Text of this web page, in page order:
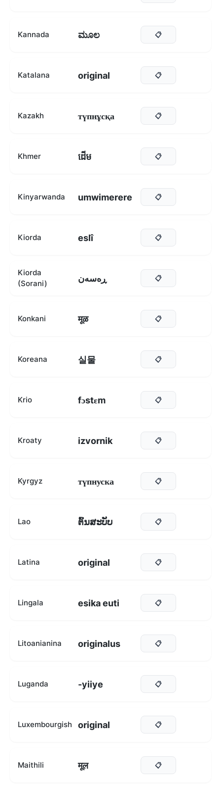
Kannada ಮೂಲ 📋
Katalana original 📋
Kazakh түпнұсқа 📋
Khmer ដើម 📋
Kinyarwanda umwimerere 📋
Kiorda eslî 📋
Kiorda
(Sorani)
ڕەسەن 📋
Konkani मूळ 📋
Koreana 실물 📋
Krio fɔstɛm 📋
Kroaty izvornik 📋
Kyrgyz түпнуска 📋
Lao ຕົ້ນສະບັບ 📋
Latina original 📋
Lingala esika euti 📋
Litoanianina originalus 📋
Luganda -yiiye 📋
Luxembourgish original 📋
Maithili मूल 📋